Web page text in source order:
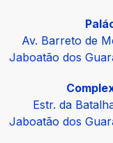
Av. Barreto de
Jaboatão dos
Estr. da
Jaboatão dos